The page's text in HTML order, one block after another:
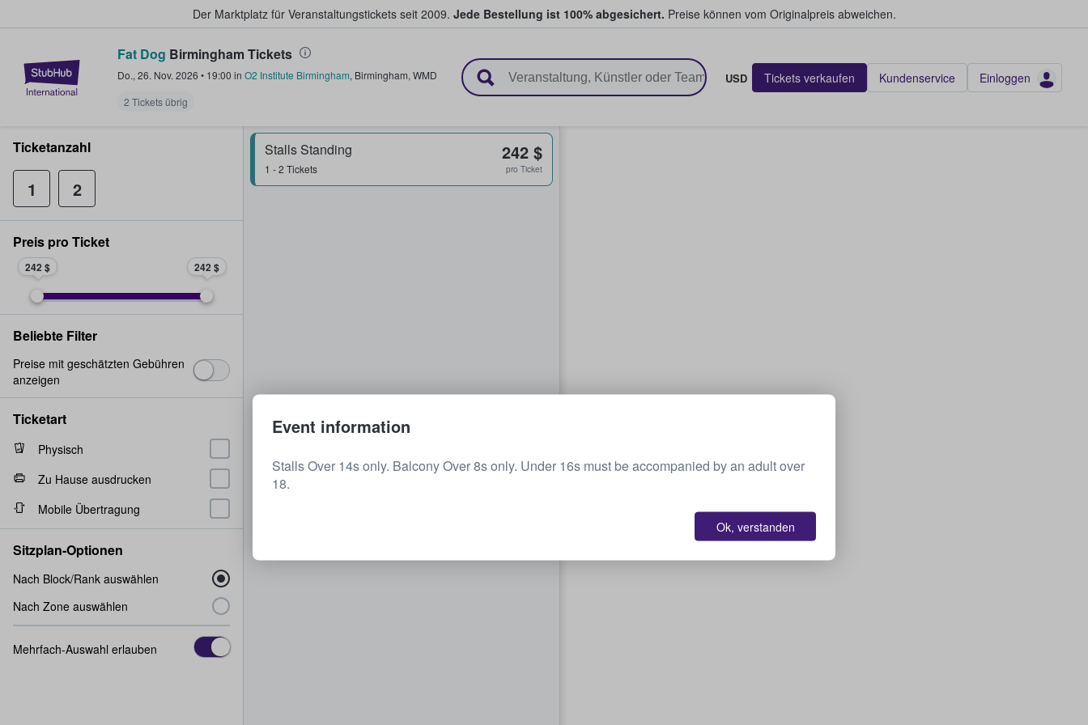
Der Marktplatz für Veranstaltungstickets seit 2009. Jede Bestellung ist 100% abgesichert. Preise können vom Originalpreis abweichen.
StubHub - Wo Fans Tickets kaufen & verkaufen
Fat Dog Birmingham Tickets
Do., 26. Nov. 2026 • 19:00 in O2 Institute Birmingham, Birmingham, WMD
2 Tickets übrig
USD Tickets verkaufen Kundenservice Einloggen
Stalls Standing
1 - 2 Tickets
242 $
pro Ticket
Ticketanzahl
1 2
Preis pro Ticket
242 $ 242 $
Beliebte Filter
Preise mit geschätzten Gebühren
anzeigen
Ticketart
Physisch
Zu Hause ausdrucken
Mobile Übertragung
Sitzplan-Optionen
Nach Block/Rank auswählen
Nach Zone auswählen
Mehrfach-Auswahl erlauben
Event information
Stalls Over 14s only. Balcony Over 8s only. Under 16s must be accompanied by an adult over
18.
Ok, verstanden